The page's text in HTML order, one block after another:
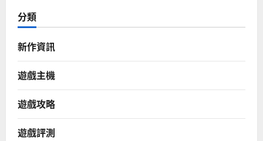
分類
新作資訊
遊戲主機
遊戲攻略
遊戲評測